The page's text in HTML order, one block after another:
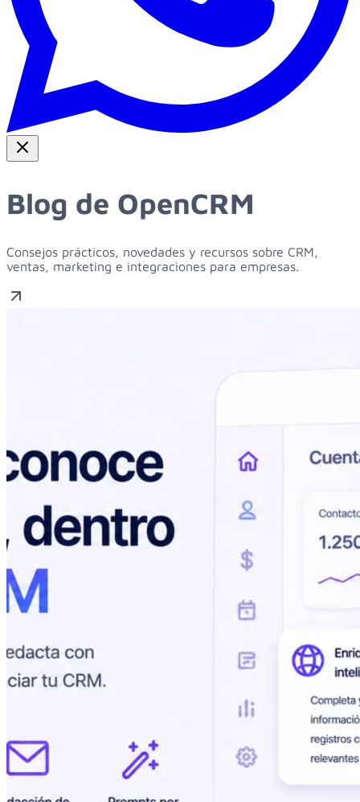
Blog de OpenCRM
Consejos prácticos, novedades y recursos sobre CRM,
ventas, marketing e integraciones para empresas.